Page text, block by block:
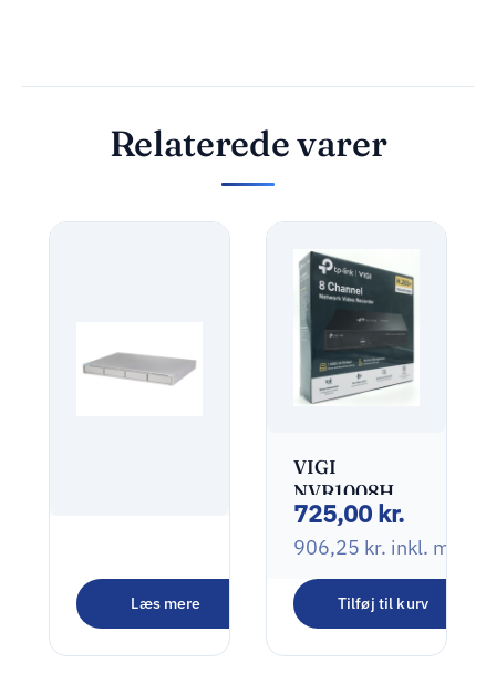
Relaterede varer
Protect
Standalone
NVR
2.740,00kr.
3.425,00kr.inkl. moms
Læs mere
VIGI
NVR1008H
Standalone
NVR
725,00 kr.
906,25 kr. inkl. moms
Tilføj til kurv